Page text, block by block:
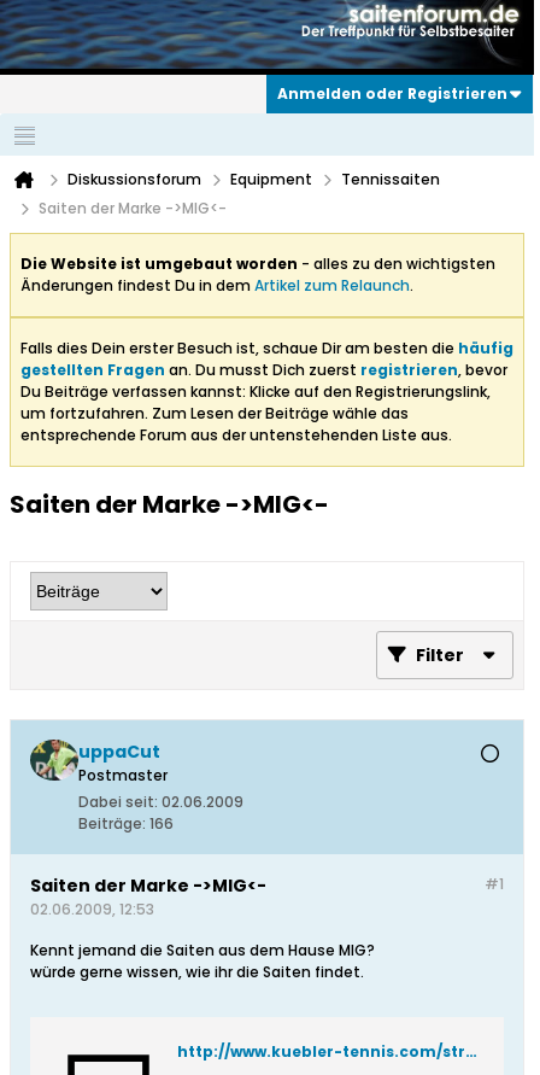
Anmelden oder Registrieren
Diskussionsforum Equipment
Tennissaiten
Saiten der Marke ->MIG<-
Die Website ist umgebaut worden - alles zu den wichtigsten
Änderungen findest Du in demArtikel zum Relaunch.
Falls dies Dein erster Besuch ist, schaue Dir am besten die häufig
gestellten Fragen an. Du musst Dich zuerst registrieren, bevor
Du Beiträge verfassen kannst: Klicke auf den Registrierungslink,
um fortzufahren. Zum Lesen der Beiträge wähle das
entsprechende Forum aus der untenstehenden Liste aus.
Saiten der Marke ->MIG<-
Filter
uppaCut
Postmaster
Dabei seit: 02.06.2009
Beiträge: 166
#1
Saiten der Marke ->MIG<-
02.06.2009, 12:53
Kennt jemand die Saiten aus dem Hause MIG?
würde gerne wissen, wie ihr die Saiten findet.
http://www.kuebler-tennis.com/strings.htm